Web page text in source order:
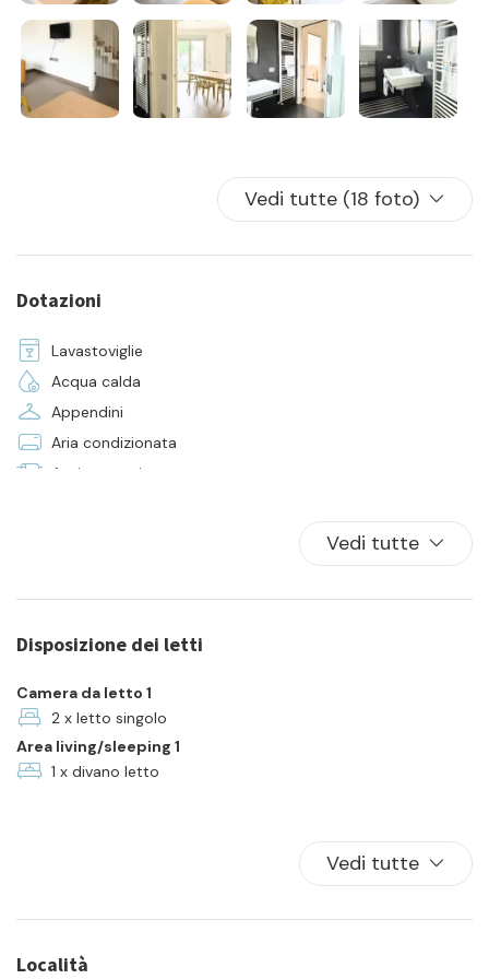
- la fornitura di biancheria da camera e da bagno per tutti i
posti letto presenti in casa
Vedi tutte (18 foto)
Dotazioni
Lavastoviglie
Acqua calda
Appendini
Aria condizionata
Asciugamani
Famiglia
Frigorifero
In città
Lavatrice
Piatti e ciotole
TV
Vedi tutte
Disposizione dei letti
Camera da letto 1
2 x letto singolo
Area living/sleeping 1
1 x divano letto
Vedi tutte
Località